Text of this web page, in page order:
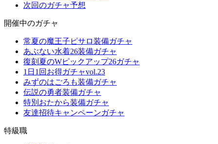
次回のガチャ予想
開催中のガチャ
常夏の魔王子ピサロ装備ガチャ
あぶない水着26装備ガチャ
復刻夏のWピックアップ26ガチャ
1日1回お得ガチャvol.23
みずのはごろも装備ガチャ
伝説の勇者装備ガチャ
特別おたから装備ガチャ
友達招待キャンペーンガチャ
特級職